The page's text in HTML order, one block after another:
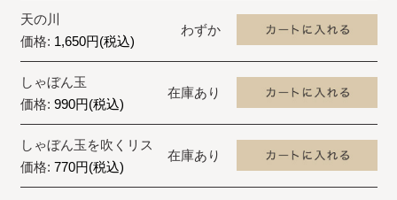
天の川
価格: 1,650円(税込)
わずか
しゃぼん玉
価格: 990円(税込)
在庫あり
しゃぼん玉を吹くリス
価格: 770円(税込)
在庫あり